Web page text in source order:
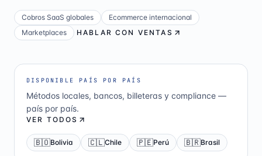
Cobros SaaS globales
Ecommerce internacional
Marketplaces
HABLAR CON VENTAS
DISPONIBLE PAÍS POR PAÍS
Métodos locales, bancos, billeteras y compliance —
país por país.
VER TODOS
🇧🇴Bolivia 🇨🇱Chile 🇵🇪Perú 🇧🇷Brasil